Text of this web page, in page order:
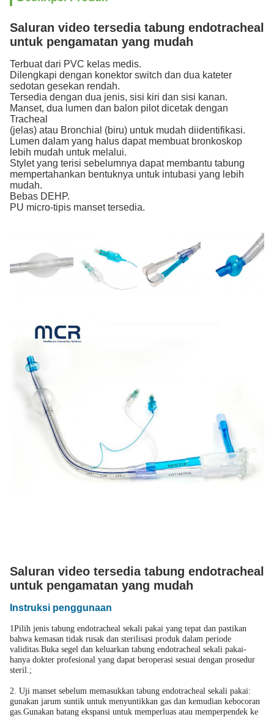
Saluran video tersedia tabung endotracheal
untuk pengamatan yang mudah
Terbuat dari PVC kelas medis.
Dilengkapi dengan konektor switch dan dua kateter
sedotan gesekan rendah.
Tersedia dengan dua jenis, sisi kiri dan sisi kanan.
Manset, dua lumen dan balon pilot dicetak dengan
Tracheal
(jelas) atau Bronchial (biru) untuk mudah diidentifikasi.
Lumen dalam yang halus dapat membuat bronkoskop
lebih mudah untuk melalui.
Stylet yang terisi sebelumnya dapat membantu tabung
mempertahankan bentuknya untuk intubasi yang lebih
mudah.
Bebas DEHP.
PU micro-tipis manset tersedia.
Saluran video tersedia tabung endotracheal
untuk pengamatan yang mudah
Instruksi penggunaan
1Pilih jenis tabung endotracheal sekali pakai yang tepat dan pastikan
bahwa kemasan tidak rusak dan sterilisasi produk dalam periode
validitas.Buka segel dan keluarkan tabung endotracheal sekali pakai-
hanya dokter profesional yang dapat beroperasi sesuai dengan prosedur
steril.;
2. Uji manset sebelum memasukkan tabung endotracheal sekali pakai:
gunakan jarum suntik untuk menyuntikkan gas dan kemudian kebocoran
gas.Gunakan batang ekspansi untuk memperluas atau memperpendek ke